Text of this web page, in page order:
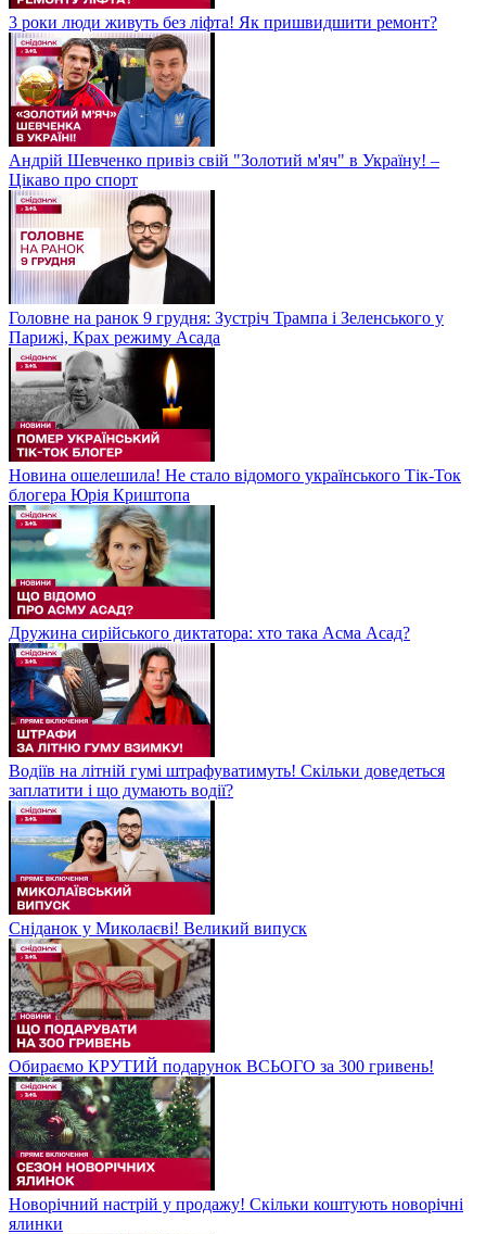
3 роки люди живуть без ліфта! Як пришвидшити ремонт?
Андрій Шевченко привіз свій "Золотий м'яч" в Україну! –
Цікаво про спорт
Головне на ранок 9 грудня: Зустріч Трампа і Зеленського у
Парижі, Крах режиму Асада
Новина ошелешила! Не стало відомого українського Тік-Ток
блогера Юрія Криштопа
Дружина сирійського диктатора: хто така Асма Асад?
Водіїв на літній гумі штрафуватимуть! Скільки доведеться
заплатити і що думають водії?
Сніданок у Миколаєві! Великий випуск
Обираємо КРУТИЙ подарунок ВСЬОГО за 300 гривень!
Новорічний настрій у продажу! Скільки коштують новорічні
ялинки